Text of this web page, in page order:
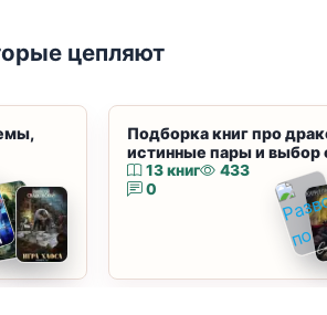
цепляют
Подборка книг про
истинные пары и выбор
13 книг
433
0